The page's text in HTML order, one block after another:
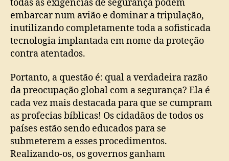
todas as exigências de segurança podem
embarcar num avião e dominar a tripulação,
inutilizando completamente toda a sofisticada
tecnologia implantada em nome da proteção
contra atentados.
Portanto, a questão é: qual a verdadeira razão
da preocupação global com a segurança? Ela é
cada vez mais destacada para que se cumpram
as profecias bíblicas! Os cidadãos de todos os
países estão sendo educados para se
submeterem a esses procedimentos.
Realizando-os, os governos ganham